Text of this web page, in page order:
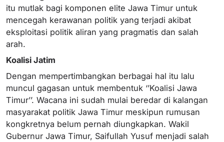
itu mutlak bagi komponen elite Jawa Timur untuk
mencegah kerawanan politik yang terjadi akibat
eksploitasi politik aliran yang pragmatis dan salah
arah.
Koalisi Jatim
Dengan mempertimbangkan berbagai hal itu lalu
muncul gagasan untuk membentuk ‘’Koalisi Jawa
Timur’’. Wacana ini sudah mulai beredar di kalangan
masyarakat politik Jawa Timur meskipun rumusan
kongkretnya belum pernah diungkapkan. Wakil
Gubernur Jawa Timur, Saifullah Yusuf menjadi salah